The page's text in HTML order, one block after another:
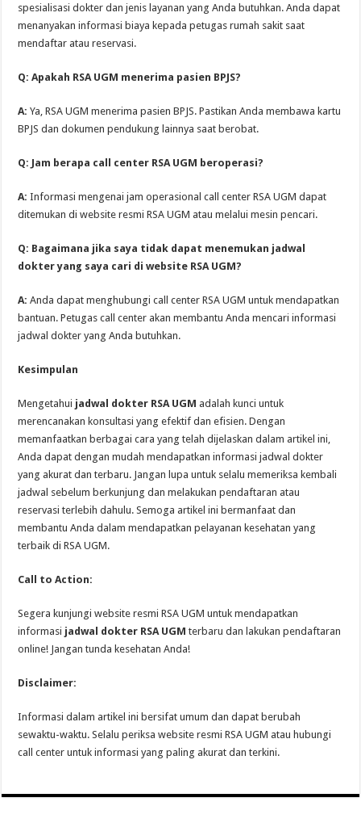
spesialisasi dokter dan jenis layanan yang Anda butuhkan. Anda dapat
menanyakan informasi biaya kepada petugas rumah sakit saat
mendaftar atau reservasi.
Q: Apakah RSA UGM menerima pasien BPJS?
A: Ya, RSA UGM menerima pasien BPJS. Pastikan Anda membawa kartu
BPJS dan dokumen pendukung lainnya saat berobat.
Q: Jam berapa call center RSA UGM beroperasi?
A: Informasi mengenai jam operasional call center RSA UGM dapat
ditemukan di website resmi RSA UGM atau melalui mesin pencari.
Q: Bagaimana jika saya tidak dapat menemukan jadwal
dokter yang saya cari di website RSA UGM?
A: Anda dapat menghubungi call center RSA UGM untuk mendapatkan
bantuan. Petugas call center akan membantu Anda mencari informasi
jadwal dokter yang Anda butuhkan.
Kesimpulan
Mengetahui jadwal dokter RSA UGM adalah kunci untuk
merencanakan konsultasi yang efektif dan efisien. Dengan
memanfaatkan berbagai cara yang telah dijelaskan dalam artikel ini,
Anda dapat dengan mudah mendapatkan informasi jadwal dokter
yang akurat dan terbaru. Jangan lupa untuk selalu memeriksa kembali
jadwal sebelum berkunjung dan melakukan pendaftaran atau
reservasi terlebih dahulu. Semoga artikel ini bermanfaat dan
membantu Anda dalam mendapatkan pelayanan kesehatan yang
terbaik di RSA UGM.
Call to Action:
Segera kunjungi website resmi RSA UGM untuk mendapatkan
informasi jadwal dokter RSA UGM terbaru dan lakukan pendaftaran
online! Jangan tunda kesehatan Anda!
Disclaimer:
Informasi dalam artikel ini bersifat umum dan dapat berubah
sewaktu-waktu. Selalu periksa website resmi RSA UGM atau hubungi
call center untuk informasi yang paling akurat dan terkini.